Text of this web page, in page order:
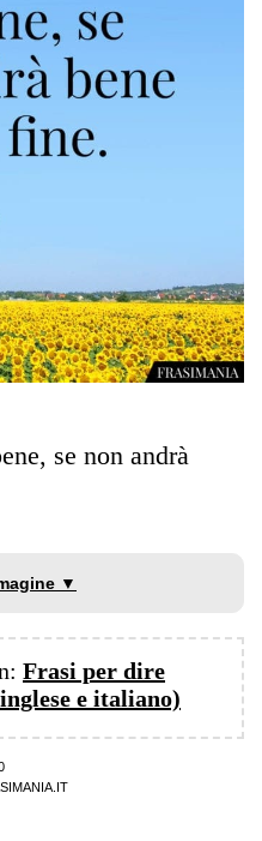
se non andrà
▼
Frasi per dire
e italiano)